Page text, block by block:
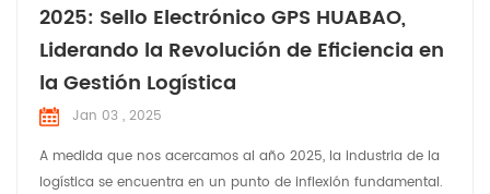
2025: Sello Electrónico GPS HUABAO,
Liderando la Revolución de Eficiencia en
la Gestión Logística
Jan 03 , 2025
A medida que nos acercamos al año 2025, la industria de la
logística se encuentra en un punto de inflexión fundamental.